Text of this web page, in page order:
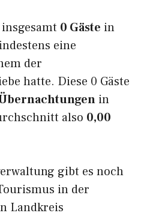
0 Gäste in
eine
der
hatte. Diese 0 Gäste
in
also 0,00
gibt es noch
in der
Landkreis